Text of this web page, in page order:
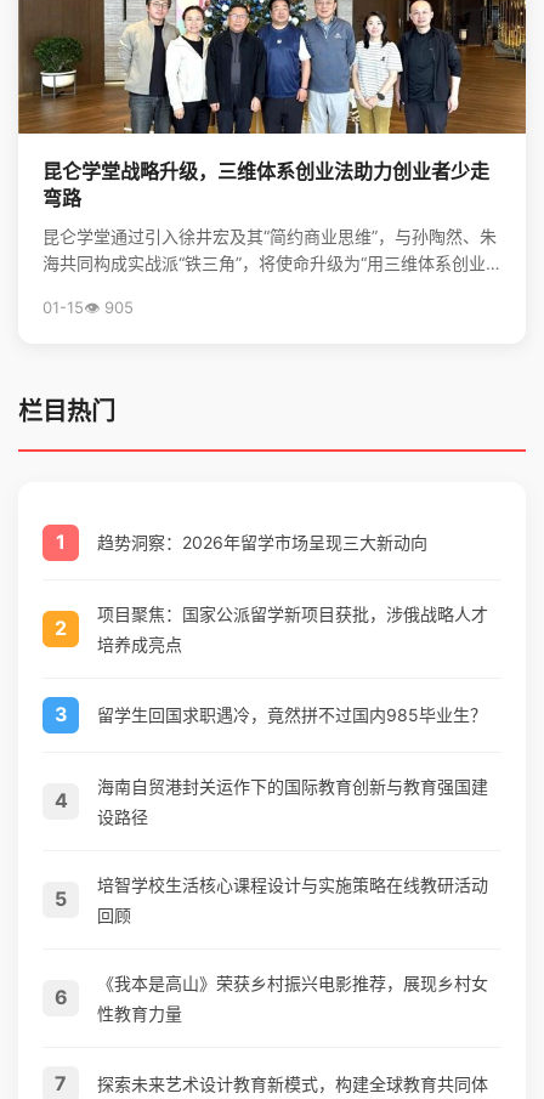
昆仑学堂战略升级，三维体系创业法助力创业者少走
弯路
昆仑学堂通过引入徐井宏及其“简约商业思维”，与孙陶然、朱
海共同构成实战派“铁三角”，将使命升级为“用三维体系创业
01-15👁️ 905
栏目热门
1 趋势洞察：2026年留学市场呈现三大新动向
2
项目聚焦：国家公派留学新项目获批，涉俄战略人才
培养成亮点
3 留学生回国求职遇冷，竟然拼不过国内985毕业生？
4
海南自贸港封关运作下的国际教育创新与教育强国建
设路径
5
培智学校生活核心课程设计与实施策略在线教研活动
回顾
6
《我本是高山》荣获乡村振兴电影推荐，展现乡村女
性教育力量
7 探索未来艺术设计教育新模式，构建全球教育共同体